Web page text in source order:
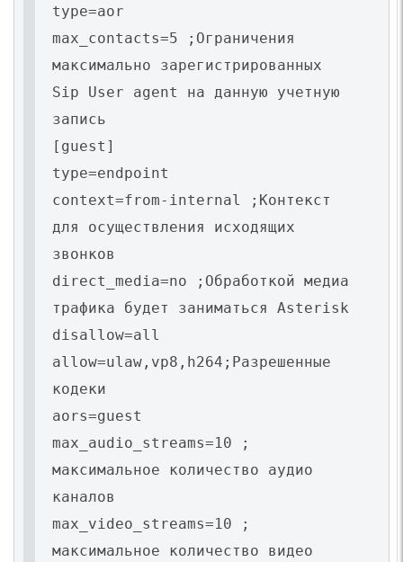
type=aor
max_contacts=5 ;Ограничения
максимально зарегистрированных
Sip User agent на данную учетную
запись
[guest]
type=endpoint
context=from-internal ;Контекст
для осуществления исходящих
звонков
direct_media=no ;Обработкой медиа
трафика будет заниматься Asterisk
disallow=all
allow=ulaw,vp8,h264;Разрешенные
кодеки
aors=guest
max_audio_streams=10 ;
максимальное количество аудио
каналов
max_video_streams=10 ;
максимальное количество видео